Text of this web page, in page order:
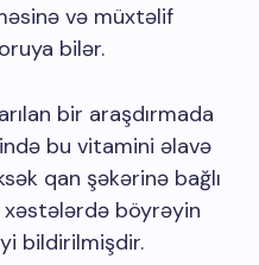
və müxtəlif
bilər.
bir araşdırmada
bu vitamini əlavə
qan şəkərinə bağlı
böyrəyin
bildirilmişdir.